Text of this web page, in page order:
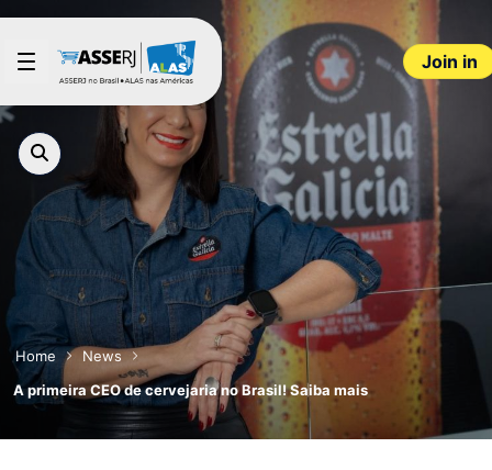
Skip to Main Content
Join in
Home
News
A primeira CEO de cervejaria no Brasil! Saiba mais